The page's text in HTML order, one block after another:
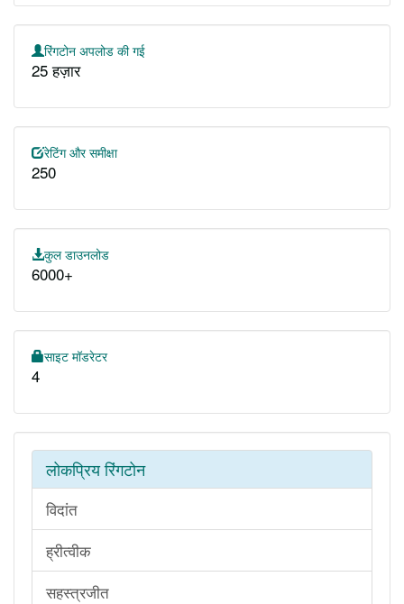
रिंगटोन अपलोड की गई
25 हज़ार
रेटिंग और समीक्षा
250
कुल डाउनलोड
6000+
साइट मॉडरेटर
4
लोकप्रिय रिंगटोन
विदांत
ह्रीत्वीक
सहस्त्रजीत